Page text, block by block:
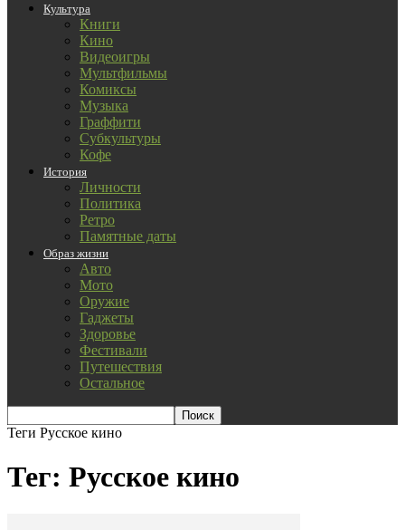
Культура
Книги
Кино
Видеоигры
Мультфильмы
Комиксы
Музыка
Граффити
Субкультуры
Кофе
История
Личности
Политика
Ретро
Памятные даты
Образ жизни
Авто
Мото
Оружие
Гаджеты
Здоровье
Фестивали
Путешествия
Остальное
Теги Русское кино
Тег: Русское кино